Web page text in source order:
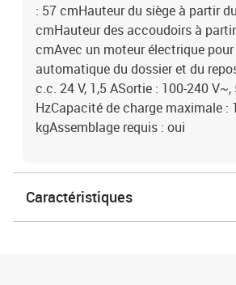
: 57 cmHauteur du siège à partir
cmHauteur des accoudoirs à
cmAvec un moteur électrique pour
automatique du dossier et du
c.c. 24 V, 1,5 ASortie : 100-240 V~,
HzCapacité de charge maximale :
kgAssemblage requis : oui
Caractéristiques